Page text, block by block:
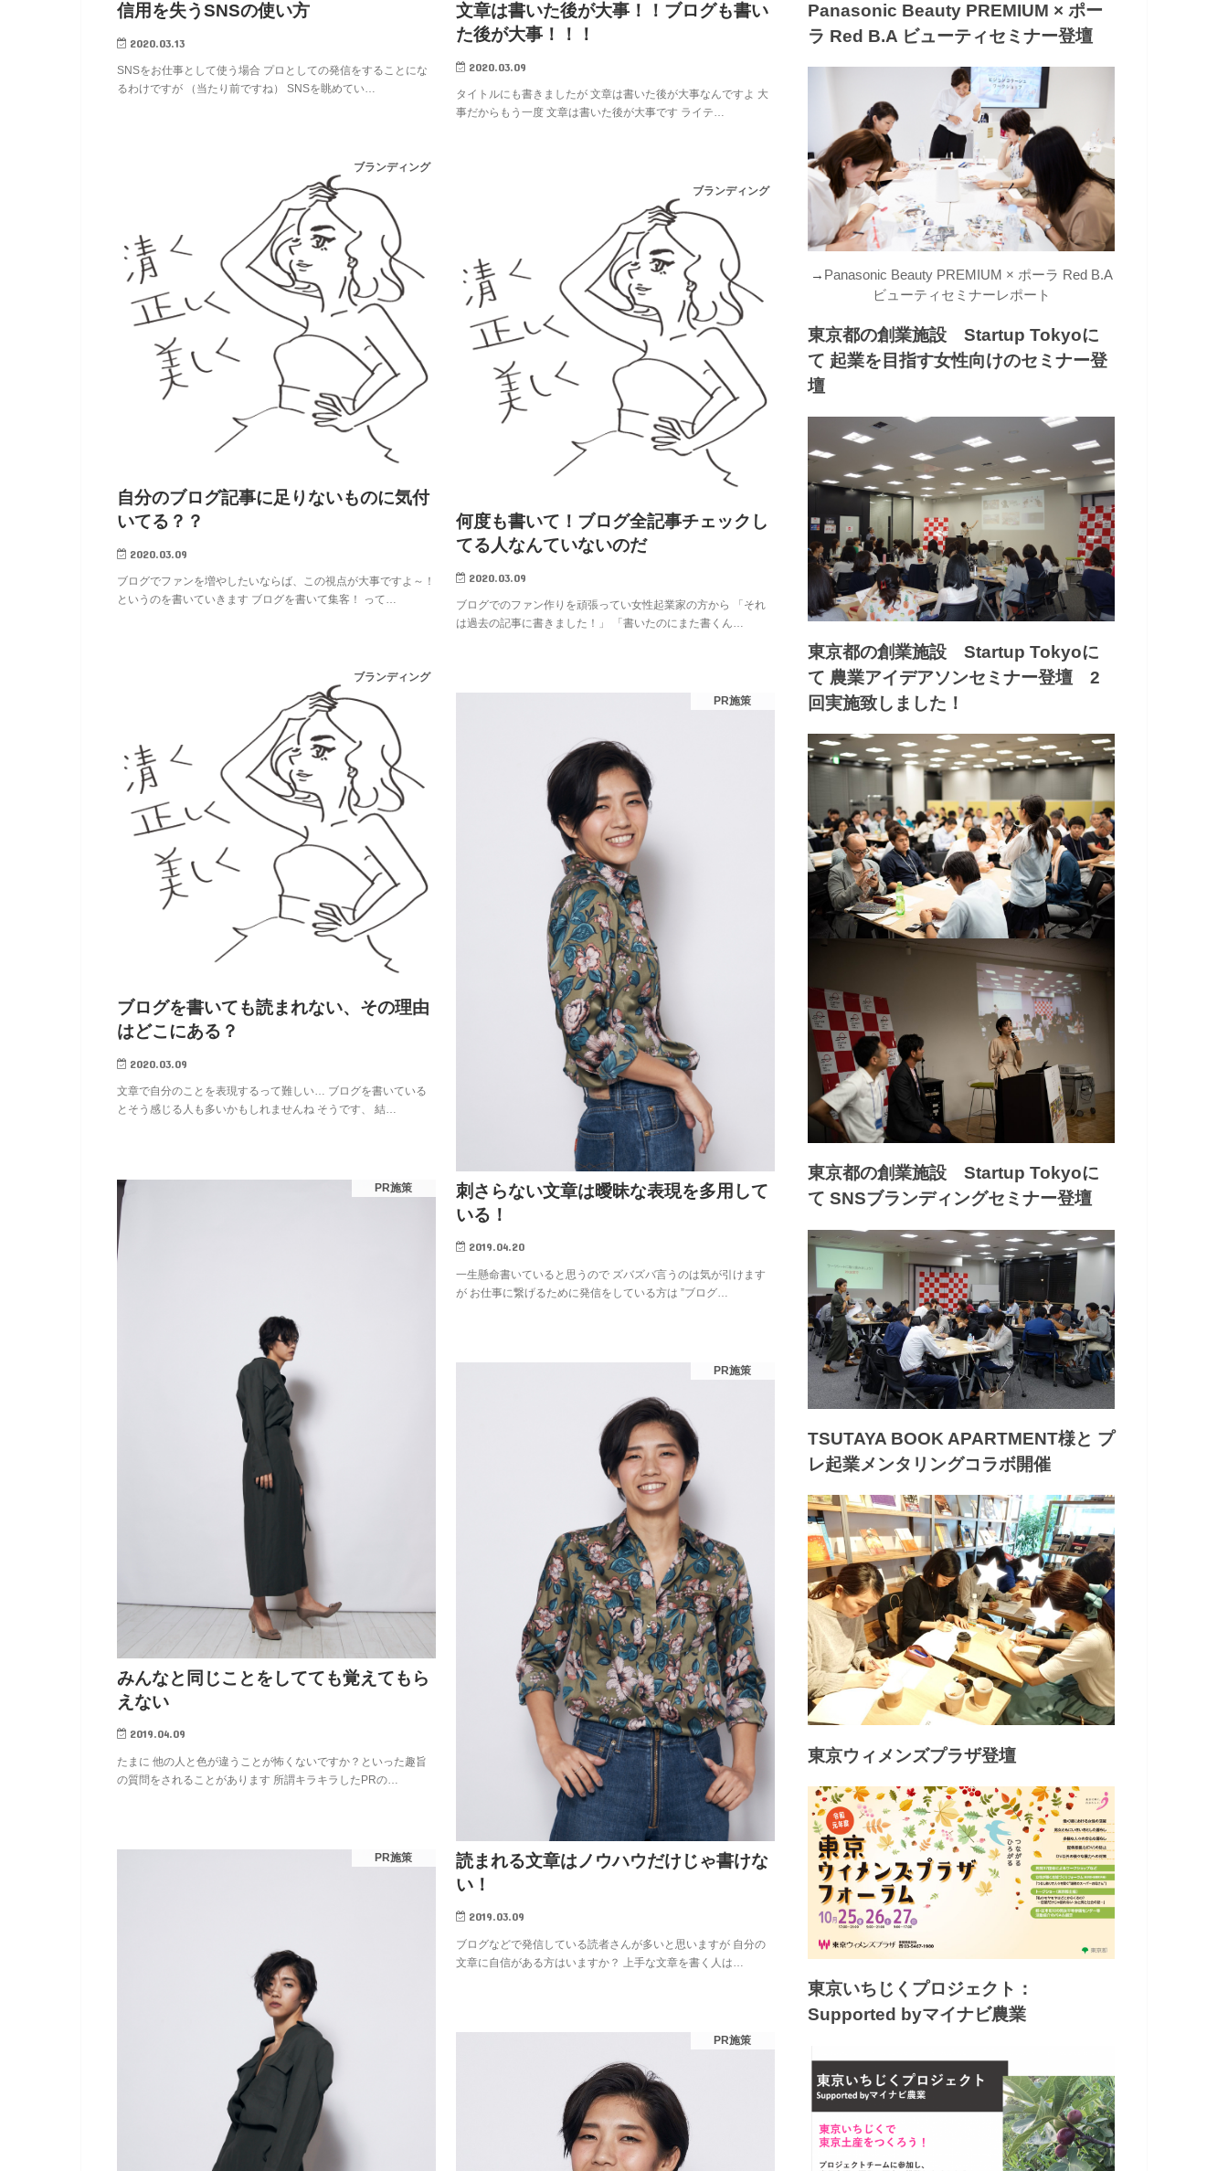
信用を失うSNSの使い方
2020.03.13
SNSをお仕事として使う場合 プロとしての発信をすることにな
るわけですが （当たり前ですね） SNSを眺めてい…
文章は書いた後が大事！！ブログも書い
た後が大事！！！
2020.03.09
タイトルにも書きましたが 文章は書いた後が大事なんですよ 大
事だからもう一度 文章は書いた後が大事です ライテ…
ブランディング
自分のブログ記事に足りないものに気付
いてる？？
2020.03.09
ブログでファンを増やしたいならば、この視点が大事ですよ～！
というのを書いていきます ブログを書いて集客！ って…
ブランディング
何度も書いて！ブログ全記事チェックし
てる人なんていないのだ
2020.03.09
ブログでのファン作りを頑張ってい女性起業家の方から 「それ
は過去の記事に書きました！」 「書いたのにまた書くん…
ブランディング
ブログを書いても読まれない、その理由
はどこにある？
2020.03.09
文章で自分のことを表現するって難しい… ブログを書いている
とそう感じる人も多いかもしれませんね そうです、 結…
PR施策
刺さらない文章は曖昧な表現を多用して
いる！
2019.04.20
一生懸命書いていると思うので ズバズバ言うのは気が引けます
が お仕事に繋げるために発信をしている方は ”ブログ…
PR施策
みんなと同じことをしてても覚えてもら
えない
2019.04.09
たまに 他の人と色が違うことが怖くないですか？といった趣旨
の質問をされることがあります 所謂キラキラしたPRの…
PR施策
読まれる文章はノウハウだけじゃ書けな
い！
2019.03.09
ブログなどで発信している読者さんが多いと思いますが 自分の
文章に自信がある方はいますか？ 上手な文章を書く人は…
PR施策
PR施策
Panasonic Beauty PREMIUM × ポー
ラ Red B.A ビューティセミナー登壇
→ Panasonic Beauty PREMIUM × ポーラ Red B.A
ビューティセミナーレポート
東京都の創業施設 Startup Tokyoに
て 起業を目指す女性向けのセミナー登
壇
東京都の創業施設 Startup Tokyoに
て 農業アイデアソンセミナー登壇 2
回実施致しました！
東京都の創業施設 Startup Tokyoに
て SNSブランディングセミナー登壇
TSUTAYA BOOK APARTMENT様と プ
レ起業メンタリングコラボ開催
東京ウィメンズプラザ登壇
東京いちじくプロジェクト：
Supported byマイナビ農業